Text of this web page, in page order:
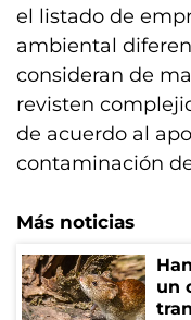
el listado de
ambiental
consideran de
revisten
de acuerdo al
contaminación
Más noticias
un